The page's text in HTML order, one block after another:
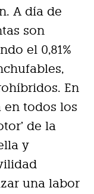
A día de
son
el 0,81%
En
todos los
de la
y
una labor